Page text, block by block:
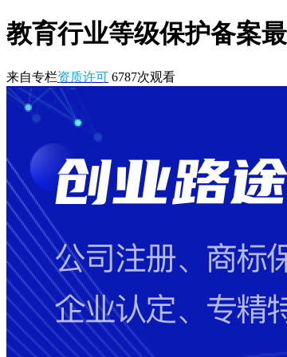
教育行业等级保护备案
来自专栏资质许可 6787次观看